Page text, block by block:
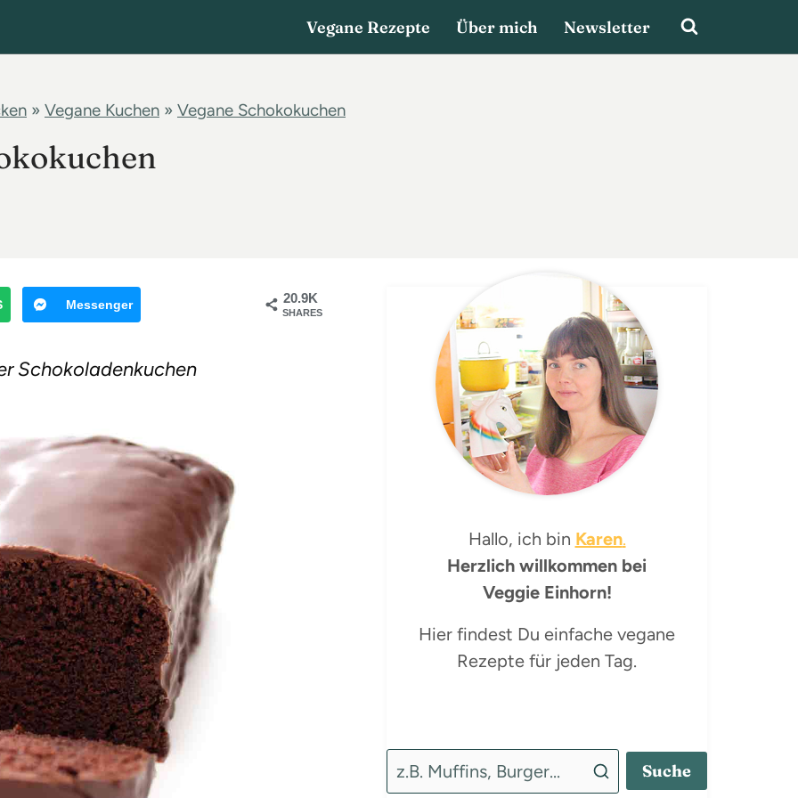
Vegane Rezepte Über mich Newsletter
» Vegane Kuchen » Vegane Schokokuchen
20.9K
SHARES
Messenger
Schokoladenkuchen
Hallo, ich bin Karen.
Herzlich willkommen bei
Veggie Einhorn!
Hier findest Du einfache vegane
Rezepte für jeden Tag.
Suche